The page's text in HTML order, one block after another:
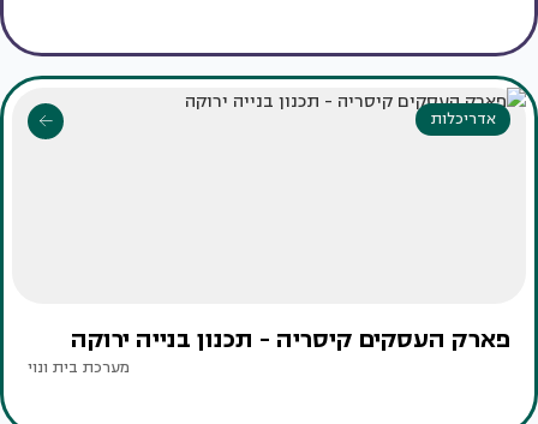
אדריכלות
פארק העסקים קיסריה - תכנון בנייה ירוקה
מערכת בית ונוי